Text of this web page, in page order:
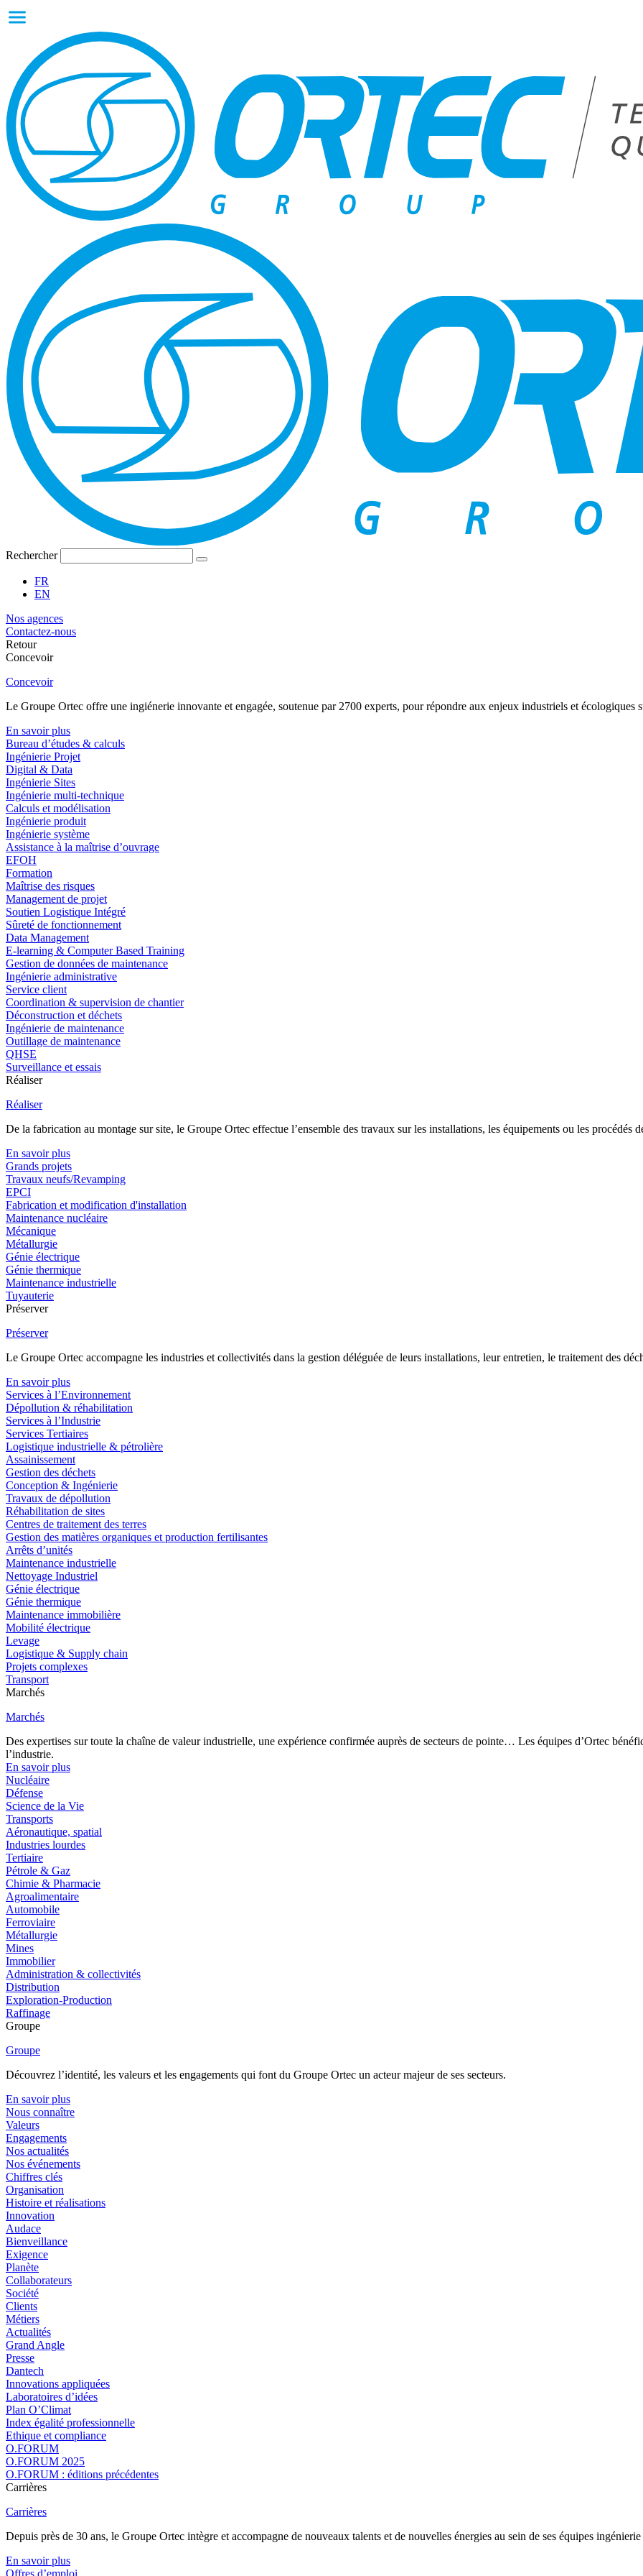
Rechercher
FR
EN
Nos agences
Contactez-nous
Retour
Concevoir
Concevoir
Le Groupe Ortec offre une ingiénerie innovante et engagée, soutenue par 2700 experts, pour répondre aux enjeux industriels et écologiques
En savoir plus
Bureau d’études & calculs
Ingénierie Projet
Digital & Data
Ingénierie Sites
Ingénierie multi-technique
Calculs et modélisation
Ingénierie produit
Ingénierie système
Assistance à la maîtrise d’ouvrage
EFOH
Formation
Maîtrise des risques
Management de projet
Soutien Logistique Intégré
Sûreté de fonctionnement
Data Management
E-learning & Computer Based Training
Gestion de données de maintenance
Ingénierie administrative
Service client
Coordination & supervision de chantier
Déconstruction et déchets
Ingénierie de maintenance
Outillage de maintenance
QHSE
Surveillance et essais
Réaliser
Réaliser
De la fabrication au montage sur site, le Groupe Ortec effectue l’ensemble des travaux sur les installations, les équipements ou les procédés
En savoir plus
Grands projets
Travaux neufs/Revamping
EPCI
Fabrication et modification d'installation
Maintenance nucléaire
Mécanique
Métallurgie
Génie électrique
Génie thermique
Maintenance industrielle
Tuyauterie
Préserver
Préserver
Le Groupe Ortec accompagne les industries et collectivités dans la gestion déléguée de leurs installations, leur entretien, le traitement des
En savoir plus
Services à l’Environnement
Dépollution & réhabilitation
Services à l’Industrie
Services Tertiaires
Logistique industrielle & pétrolière
Assainissement
Gestion des déchets
Conception & Ingénierie
Travaux de dépollution
Réhabilitation de sites
Centres de traitement des terres
Gestion des matières organiques et production fertilisantes
Arrêts d’unités
Maintenance industrielle
Nettoyage Industriel
Génie électrique
Génie thermique
Maintenance immobilière
Mobilité électrique
Levage
Logistique & Supply chain
Projets complexes
Transport
Marchés
Marchés
Des expertises sur toute la chaîne de valeur industrielle, une expérience confirmée auprès de secteurs de pointe… Les équipes d’Ortec
l’industrie.
En savoir plus
Nucléaire
Défense
Science de la Vie
Transports
Aéronautique, spatial
Industries lourdes
Tertiaire
Pétrole & Gaz
Chimie & Pharmacie
Agroalimentaire
Automobile
Ferroviaire
Métallurgie
Mines
Immobilier
Administration & collectivités
Distribution
Exploration-Production
Raffinage
Groupe
Groupe
Découvrez l’identité, les valeurs et les engagements qui font du Groupe Ortec un acteur majeur de ses secteurs.
En savoir plus
Nous connaître
Valeurs
Engagements
Nos actualités
Nos événements
Chiffres clés
Organisation
Histoire et réalisations
Innovation
Audace
Bienveillance
Exigence
Planète
Collaborateurs
Société
Clients
Métiers
Actualités
Grand Angle
Presse
Dantech
Innovations appliquées
Laboratoires d’idées
Plan O’Climat
Index égalité professionnelle
Ethique et compliance
O.FORUM
O.FORUM 2025
O.FORUM : éditions précédentes
Carrières
Carrières
Depuis près de 30 ans, le Groupe Ortec intègre et accompagne de nouveaux talents et de nouvelles énergies au sein de ses équipes
En savoir plus
Offres d’emploi